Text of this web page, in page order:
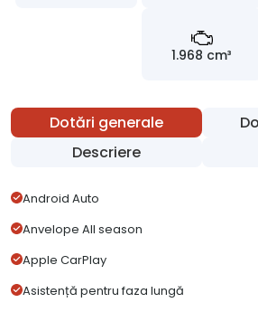
1.968 cm³
Dotări generale
Descriere
Android Auto
Anvelope All season
Apple CarPlay
Asistență pentru faza lungă